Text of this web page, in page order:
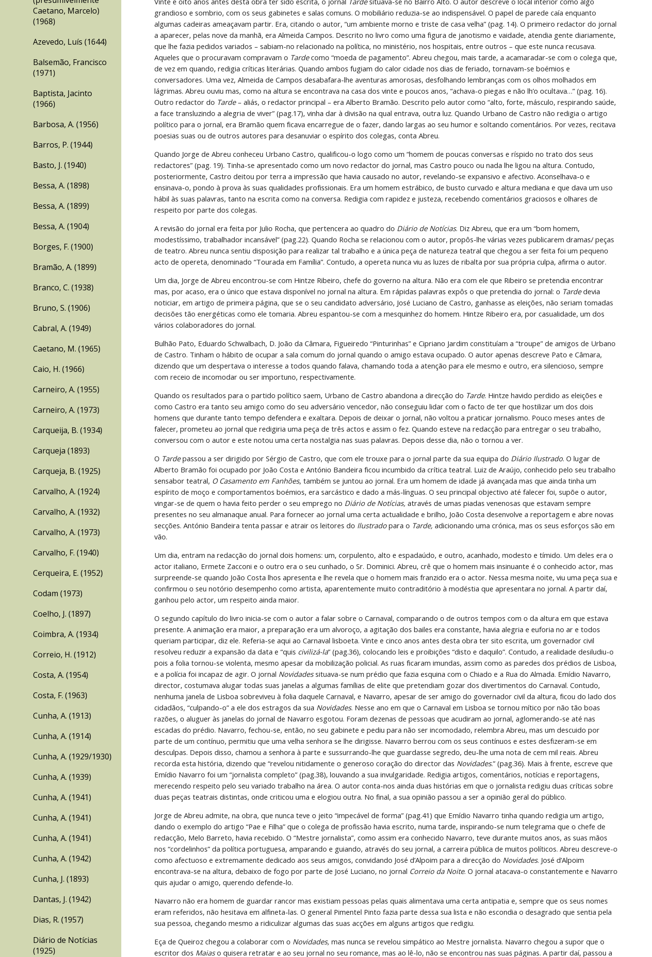
Caetano, Marcelo)
(1968)
Azevedo, Luís (1644)
Balsemão, Francisco
(1971)
Baptista, Jacinto
(1966)
Barbosa, A. (1956)
Barros, P. (1944)
Basto, J. (1940)
Bessa, A. (1898)
Bessa, A. (1899)
Bessa, A. (1904)
Borges, F. (1900)
Bramão, A. (1899)
Branco, C. (1938)
Bruno, S. (1906)
Cabral, A. (1949)
Caetano, M. (1965)
Caio, H. (1966)
Carneiro, A. (1955)
Carneiro, A. (1973)
Carqueija, B. (1934)
Carqueja (1893)
Carqueja, B. (1925)
Carvalho, A. (1924)
Carvalho, A. (1932)
Carvalho, A. (1973)
Carvalho, F. (1940)
Cerqueira, E. (1952)
Codam (1973)
Coelho, J. (1897)
Coimbra, A. (1934)
Correio, H. (1912)
Costa, A. (1954)
Costa, F. (1963)
Cunha, A. (1913)
Cunha, A. (1914)
Cunha, A. (1929/1930)
Cunha, A. (1939)
Cunha, A. (1941)
Cunha, A. (1941)
Cunha, A. (1941)
Cunha, A. (1942)
Cunha, J. (1893)
Dantas, J. (1942)
Dias, R. (1957)
Diário de Notícias
(1925)
grandioso e sombrio, com os seus gabinetes e salas comuns. O mobiliário reduzia-se ao indispensável. O papel de parede caía enquanto
algumas cadeiras ameaçavam partir. Era, citando o autor, “um ambiente morno e triste de casa velha” (pag. 14). O primeiro redactor do jornal
a aparecer, pelas nove da manhã, era Almeida Campos. Descrito no livro como uma figura de janotismo e vaidade, atendia gente diariamente,
que lhe fazia pedidos variados – sabiam-no relacionado na política, no ministério, nos hospitais, entre outros – que este nunca recusava.
Aqueles que o procuravam compravam o Tarde como “moeda de pagamento”. Abreu chegou, mais tarde, a acamaradar-se com o colega que,
de vez em quando, redigia críticas literárias. Quando ambos fugiam do calor cidade nos dias de feriado, tornavam-se boémios e
conversadores. Uma vez, Almeida de Campos desabafara-lhe aventuras amorosas, desfolhando lembranças com os olhos molhados em
lágrimas. Abreu ouviu mas, como na altura se encontrava na casa dos vinte e poucos anos, “achava-o piegas e não lh’o ocultava…” (pag. 16).
Outro redactor do Tarde – aliás, o redactor principal – era Alberto Bramão. Descrito pelo autor como “alto, forte, másculo, respirando saúde,
a face transluzindo a alegria de viver” (pag.17), vinha dar à divisão na qual entrava, outra luz. Quando Urbano de Castro não redigia o artigo
político para o jornal, era Bramão quem ficava encarregue de o fazer, dando largas ao seu humor e soltando comentários. Por vezes, recitava
poesias suas ou de outros autores para desanuviar o espírito dos colegas, conta Abreu.
Quando Jorge de Abreu conheceu Urbano Castro, qualificou-o logo como um “homem de poucas conversas e ríspido no trato dos seus
redactores” (pag. 19). Tinha-se apresentado como um novo redactor do jornal, mas Castro pouco ou nada lhe ligou na altura. Contudo,
posteriormente, Castro deitou por terra a impressão que havia causado no autor, revelando-se expansivo e afectivo. Aconselhava-o e
ensinava-o, pondo à prova às suas qualidades profissionais. Era um homem estrábico, de busto curvado e altura mediana e que dava um uso
hábil às suas palavras, tanto na escrita como na conversa. Redigia com rapidez e justeza, recebendo comentários graciosos e olhares de
respeito por parte dos colegas.
A revisão do jornal era feita por Julio Rocha, que pertencera ao quadro do Diário de Notícias. Diz Abreu, que era um “bom homem,
modestíssimo, trabalhador incansável” (pag.22). Quando Rocha se relacionou com o autor, propôs-lhe várias vezes publicarem dramas/ peças
de teatro. Abreu nunca sentiu disposição para realizar tal trabalho e a única peça de natureza teatral que chegou a ser feita foi um pequeno
acto de opereta, denominado “Tourada em Família”. Contudo, a opereta nunca viu as luzes de ribalta por sua própria culpa, afirma o autor.
Um dia, Jorge de Abreu encontrou-se com Hintze Ribeiro, chefe do governo na altura. Não era com ele que Ribeiro se pretendia encontrar
mas, por acaso, era o único que estava disponível no jornal na altura. Em rápidas palavras expôs o que pretendia do jornal: o Tarde devia
noticiar, em artigo de primeira página, que se o seu candidato adversário, José Luciano de Castro, ganhasse as eleições, não seriam tomadas
decisões tão energéticas como ele tomaria. Abreu espantou-se com a mesquinhez do homem. Hintze Ribeiro era, por casualidade, um dos
vários colaboradores do jornal.
Bulhão Pato, Eduardo Schwalbach, D. João da Câmara, Figueiredo “Pinturinhas” e Cipriano Jardim constituíam a “troupe” de amigos de Urbano
de Castro. Tinham o hábito de ocupar a sala comum do jornal quando o amigo estava ocupado. O autor apenas descreve Pato e Câmara,
dizendo que um despertava o interesse a todos quando falava, chamando toda a atenção para ele mesmo e outro, era silencioso, sempre
com receio de incomodar ou ser importuno, respectivamente.
Quando os resultados para o partido político saem, Urbano de Castro abandona a direcção do Tarde. Hintze havido perdido as eleições e
como Castro era tanto seu amigo como do seu adversário vencedor, não conseguiu lidar com o facto de ter que hostilizar um dos dois
homens que durante tanto tempo defendera e exaltara. Depois de deixar o jornal, não voltou a praticar jornalismo. Pouco meses antes de
falecer, prometeu ao jornal que redigiria uma peça de três actos e assim o fez. Quando esteve na redacção para entregar o seu trabalho,
conversou com o autor e este notou uma certa nostalgia nas suas palavras. Depois desse dia, não o tornou a ver.
O Tarde passou a ser dirigido por Sérgio de Castro, que com ele trouxe para o jornal parte da sua equipa do Diário Ilustrado. O lugar de
Alberto Bramão foi ocupado por João Costa e António Bandeira ficou incumbido da crítica teatral. Luiz de Araújo, conhecido pelo seu trabalho
sensabor teatral, O Casamento em Fanhões, também se juntou ao jornal. Era um homem de idade já avançada mas que ainda tinha um
espírito de moço e comportamentos boémios, era sarcástico e dado a más-línguas. O seu principal objectivo até falecer foi, supõe o autor,
vingar-se de quem o havia feito perder o seu emprego no Diário de Notícias, através de umas piadas venenosas que estavam sempre
presentes no seu almanaque anual. Para fornecer ao jornal uma certa actualidade e brilho, João Costa desenvolve a reportagem e abre novas
secções. António Bandeira tenta passar e atrair os leitores do Ilustrado para o Tarde, adicionando uma crónica, mas os seus esforços são em
vão.
Um dia, entram na redacção do jornal dois homens: um, corpulento, alto e espadaúdo, e outro, acanhado, modesto e tímido. Um deles era o
actor italiano, Ermete Zacconi e o outro era o seu cunhado, o Sr. Dominici. Abreu, crê que o homem mais insinuante é o conhecido actor, mas
surpreende-se quando João Costa lhos apresenta e lhe revela que o homem mais franzido era o actor. Nessa mesma noite, viu uma peça sua e
confirmou o seu notório desempenho como artista, aparentemente muito contraditório à modéstia que apresentara no jornal. A partir daí,
ganhou pelo actor, um respeito ainda maior.
O segundo capítulo do livro inicia-se com o autor a falar sobre o Carnaval, comparando o de outros tempos com o da altura em que estava
presente. A animação era maior, a preparação era um alvoroço, a agitação dos bailes era constante, havia alegria e euforia no ar e todos
queriam participar, diz ele. Referia-se aqui ao Carnaval lisboeta. Vinte e cinco anos antes desta obra ter sito escrita, um governador civil
resolveu reduzir a expansão da data e “quis civilizá-la” (pag.36), colocando leis e proibições “disto e daquilo”. Contudo, a realidade desiludiu-o
pois a folia tornou-se violenta, mesmo apesar da mobilização policial. As ruas ficaram imundas, assim como as paredes dos prédios de Lisboa,
e a polícia foi incapaz de agir. O jornal Novidades situava-se num prédio que fazia esquina com o Chiado e a Rua do Almada. Emídio Navarro,
director, costumava alugar todas suas janelas a algumas famílias de elite que pretendiam gozar dos divertimentos do Carnaval. Contudo,
nenhuma janela de Lisboa sobreviveu à folia daquele Carnaval, e Navarro, apesar de ser amigo do governador civil da altura, ficou do lado dos
cidadãos, “culpando-o” a ele dos estragos da sua Novidades. Nesse ano em que o Carnaval em Lisboa se tornou mítico por não tão boas
razões, o aluguer às janelas do jornal de Navarro esgotou. Foram dezenas de pessoas que acudiram ao jornal, aglomerando-se até nas
escadas do prédio. Navarro, fechou-se, então, no seu gabinete e pediu para não ser incomodado, relembra Abreu, mas um descuido por
parte de um contínuo, permitiu que uma velha senhora se lhe dirigisse. Navarro berrou com os seus contínuos e estes desfizeram-se em
desculpas. Depois disso, chamou a senhora à parte e sussurrando-lhe que guardasse segredo, deu-lhe uma nota de cem mil reais. Abreu
recorda esta história, dizendo que “revelou nitidamente o generoso coração do director das Novidades.” (pag.36). Mais à frente, escreve que
Emídio Navarro foi um “jornalista completo” (pag.38), louvando a sua invulgaridade. Redigia artigos, comentários, notícias e reportagens,
merecendo respeito pelo seu variado trabalho na área. O autor conta-nos ainda duas histórias em que o jornalista redigiu duas críticas sobre
duas peças teatrais distintas, onde criticou uma e elogiou outra. No final, a sua opinião passou a ser a opinião geral do público.
Jorge de Abreu admite, na obra, que nunca teve o jeito “impecável de forma” (pag.41) que Emídio Navarro tinha quando redigia um artigo,
dando o exemplo do artigo “Pae e Filha” que o colega de profissão havia escrito, numa tarde, inspirando-se num telegrama que o chefe de
redacção, Melo Barreto, havia recebido. O “Mestre jornalista”, como assim era conhecido Navarro, teve durante muitos anos, as suas mãos
nos “cordelinhos” da política portuguesa, amparando e guiando, através do seu jornal, a carreira pública de muitos políticos. Abreu descreve-o
como afectuoso e extremamente dedicado aos seus amigos, convidando José d’Alpoim para a direcção do Novidades. José d’Alpoim
encontrava-se na altura, debaixo de fogo por parte de José Luciano, no jornal Correio da Noite. O jornal atacava-o constantemente e Navarro
quis ajudar o amigo, querendo defende-lo.
Navarro não era homem de guardar rancor mas existiam pessoas pelas quais alimentava uma certa antipatia e, sempre que os seus nomes
eram referidos, não hesitava em alfineta-las. O general Pimentel Pinto fazia parte dessa sua lista e não escondia o desagrado que sentia pela
sua pessoa, chegando mesmo a ridiculizar algumas das suas acções em alguns artigos que redigiu.
Eça de Queiroz chegou a colaborar com o Novidades, mas nunca se revelou simpático ao Mestre jornalista. Navarro chegou a supor que o
escritor dos Maias o quisera retratar e ao seu jornal no seu romance, mas ao lê-lo, não se encontrou nas suas páginas. A partir daí, passou a